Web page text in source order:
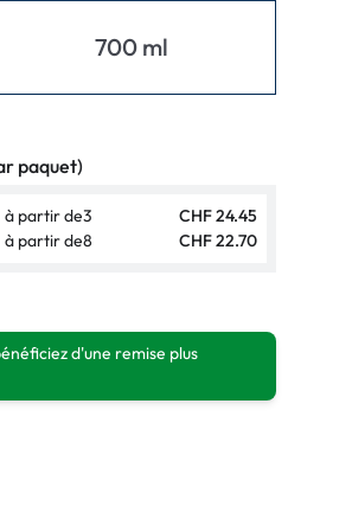
700 ml
paquet)
à partir de3
CHF 24.45
à partir de8 CHF 22.70
d'une remise plus